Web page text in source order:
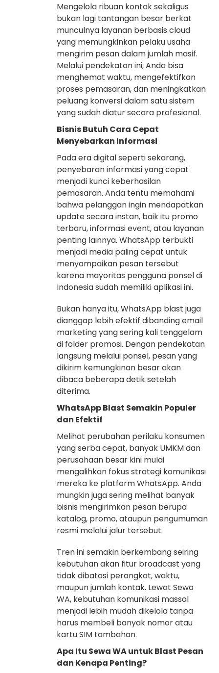
Mengelola ribuan kontak sekaligus
bukan lagi tantangan besar berkat
munculnya layanan berbasis cloud
yang memungkinkan pelaku usaha
mengirim pesan dalam jumlah masif.
Melalui pendekatan ini, Anda bisa
menghemat waktu, mengefektifkan
proses pemasaran, dan meningkatkan
peluang konversi dalam satu sistem
yang sudah diatur secara profesional.
Bisnis Butuh Cara Cepat
Menyebarkan Informasi
Pada era digital seperti sekarang,
penyebaran informasi yang cepat
menjadi kunci keberhasilan
pemasaran. Anda tentu memahami
bahwa pelanggan ingin mendapatkan
update secara instan, baik itu promo
terbaru, informasi event, atau layanan
penting lainnya. WhatsApp terbukti
menjadi media paling cepat untuk
menyampaikan pesan tersebut
karena mayoritas pengguna ponsel di
Indonesia sudah memiliki aplikasi ini.
Bukan hanya itu, WhatsApp blast juga
dianggap lebih efektif dibanding email
marketing yang sering kali tenggelam
di folder promosi. Dengan pendekatan
langsung melalui ponsel, pesan yang
dikirim kemungkinan besar akan
dibaca beberapa detik setelah
diterima.
WhatsApp Blast Semakin Populer
dan Efektif
Melihat perubahan perilaku konsumen
yang serba cepat, banyak UMKM dan
perusahaan besar kini mulai
mengalihkan fokus strategi komunikasi
mereka ke platform WhatsApp. Anda
mungkin juga sering melihat banyak
bisnis mengirimkan pesan berupa
katalog, promo, ataupun pengumuman
resmi melalui jalur tersebut.
Tren ini semakin berkembang seiring
kebutuhan akan fitur broadcast yang
tidak dibatasi perangkat, waktu,
maupun jumlah kontak. Lewat Sewa
WA, kebutuhan komunikasi massal
menjadi lebih mudah dikelola tanpa
harus membeli banyak nomor atau
kartu SIM tambahan.
Apa Itu Sewa WA untuk Blast Pesan
dan Kenapa Penting?